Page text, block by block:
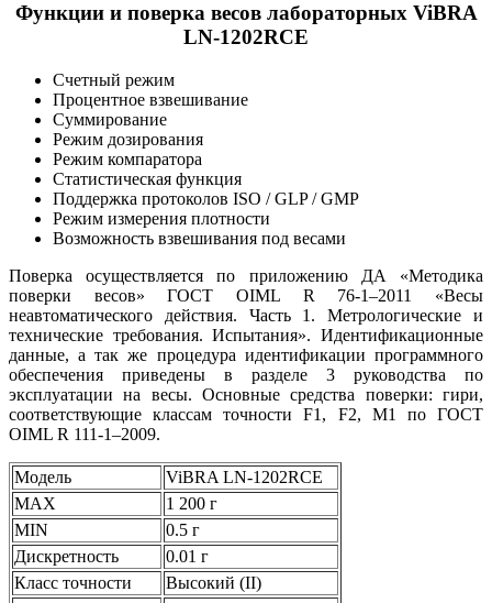
Функции и поверка весов лабораторных ViBRA
LN-1202RCE
Счетный режим
Процентное взвешивание
Суммирование
Режим дозирования
Режим компаратора
Статистическая функция
Поддержка протоколов ISO / GLP / GMP
Режим измерения плотности
Возможность взвешивания под весами
Поверка осуществляется по приложению ДА «Методика
поверки весов» ГОСТ OIML R 76-1–2011 «Весы
неавтоматического действия. Часть 1. Метрологические и
технические требования. Испытания». Идентификационные
данные, а так же процедура идентификации программного
обеспечения приведены в разделе 3 руководства по
эксплуатации на весы. Основные средства поверки: гири,
соответствующие классам точности F1, F2, M1 по ГОСТ
OIML R 111-1–2009.
Модель
ViBRA LN-1202RCE
MAX
1 200 г
MIN
0.5 г
Дискретность
0.01 г
Класс точности
Высокий (II)